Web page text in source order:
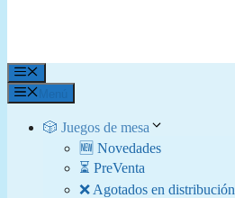
Menú
🎲 Juegos de mesa
🆕 Novedades
⏳ PreVenta
❌ Agotados en distribución